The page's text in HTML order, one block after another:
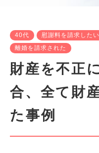
40代 慰謝料を請求したい
離婚を請求された
財産を不正
合、全て財
た事例